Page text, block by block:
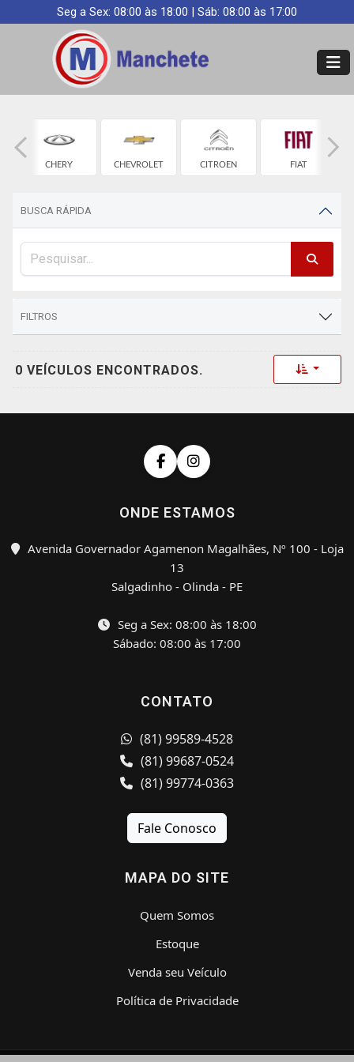
Seg a Sex: 08:00 às 18:00 | Sáb: 08:00 às 17:00
CHERY CHEVROLET CITROEN FIAT
BUSCA RÁPIDA
FILTROS
0 VEÍCULOS ENCONTRADOS. Toggle
ONDE ESTAMOS
Avenida Governador Agamenon Magalhães, Nº 100 - Loja
13
Salgadinho - Olinda - PE
Seg a Sex: 08:00 às 18:00
Sábado: 08:00 às 17:00
CONTATO
(81) 99589-4528
(81) 99687-0524
(81) 99774-0363
Fale Conosco
MAPA DO SITE
Quem Somos
Estoque
Venda seu Veículo
Política de Privacidade